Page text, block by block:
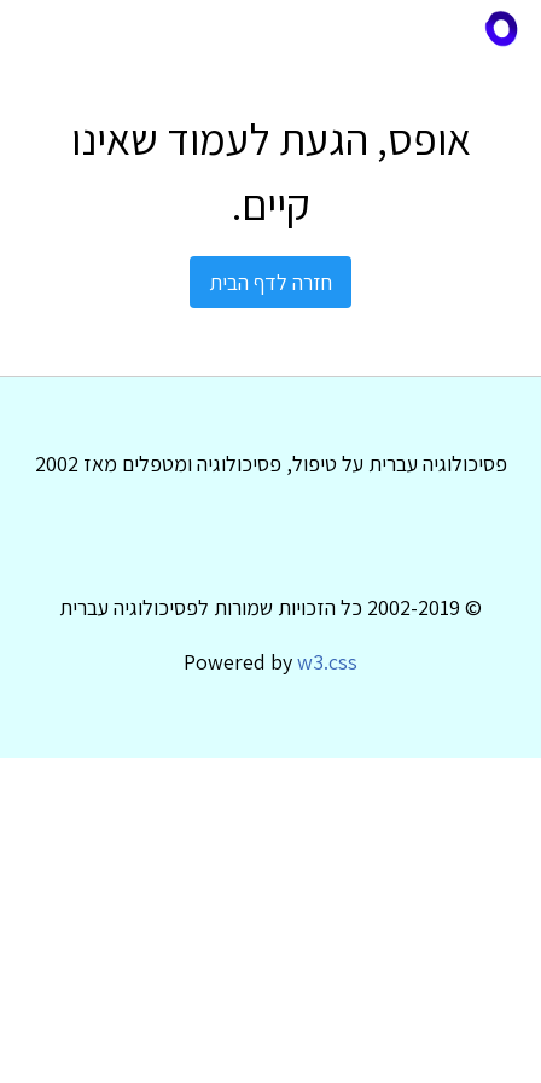
אופס, הגעת לעמוד שאינו
קיים.
חזרה לדף הבית
פסיכולוגיה עברית על טיפול, פסיכולוגיה ומטפלים מאז 2002
© 2002-2019 כל הזכויות שמורות לפסיכולוגיה עברית
Powered byw3.css